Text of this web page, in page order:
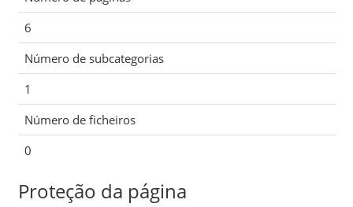
6
Número de subcategorias
1
Número de ficheiros
0
Proteção da página